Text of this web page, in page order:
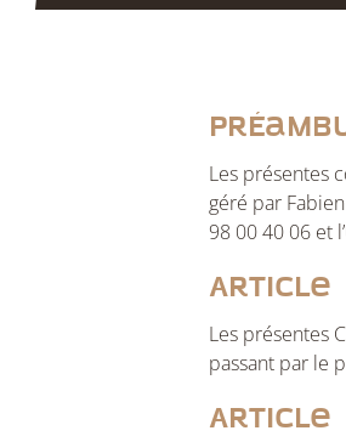
Les présentes
géré par
98 00 40 06 et
Article
Les présentes
passant par le
Article